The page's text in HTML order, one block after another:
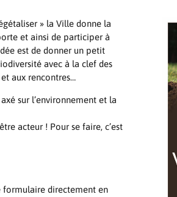
» la Ville donne la
et ainsi de participer à
est de donner un petit
avec à la clef des
aux rencontres…
sur l’environnement et la
acteur ! Pour se faire, c’est
formulaire directement en